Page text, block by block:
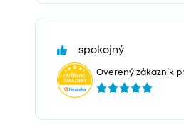
spokojný
Overený zákazník